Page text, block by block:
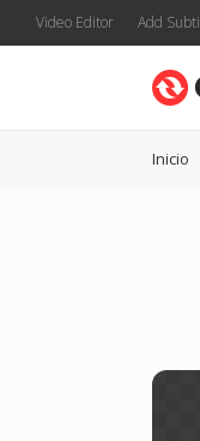
Video Editor Add
Inicio